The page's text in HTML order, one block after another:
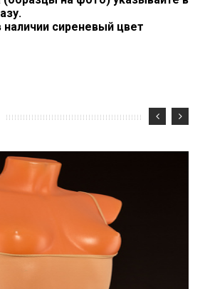
сиреневый цвет